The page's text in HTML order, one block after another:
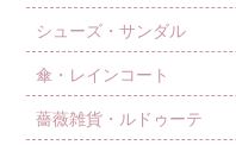
シューズ・サンダル
傘・レインコート
薔薇雑貨・ルドゥーテ